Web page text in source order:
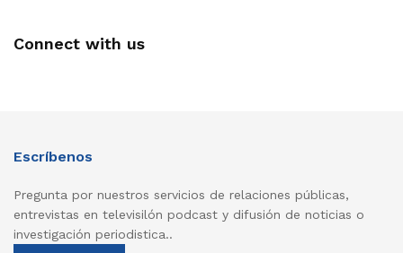
Connect with us
Escríbenos
Pregunta por nuestros servicios de relaciones públicas,
entrevistas en televisilón podcast y difusión de noticias o
investigación periodistica..